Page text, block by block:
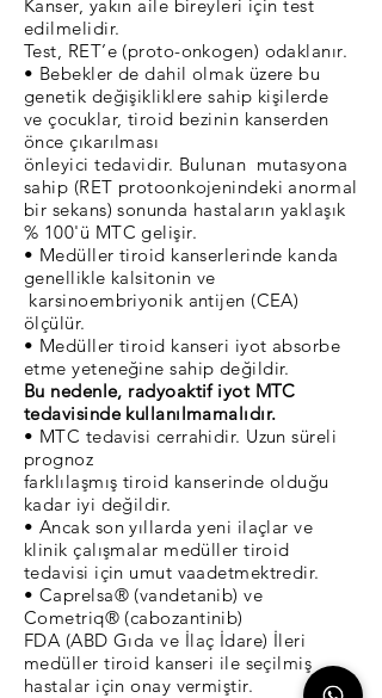
Kanser, yakın aile bireyleri için test
edilmelidir.
Test, RET’e (proto-onkogen) odaklanır.
• Bebekler de dahil olmak üzere bu
genetik değişikliklere sahip kişilerde
ve çocuklar, tiroid bezinin kanserden
önce çıkarılması
önleyici tedavidir. Bulunan mutasyona
sahip (RET protoonkojenindeki anormal
bir sekans) sonunda hastaların yaklaşık
% 100'ü MTC gelişir.
• Medüller tiroid kanserlerinde kanda
genellikle kalsitonin ve
karsinoembriyonik antijen (CEA)
ölçülür.
• Medüller tiroid kanseri iyot absorbe
etme yeteneğine sahip değildir.
Bu nedenle, radyoaktif iyot MTC
tedavisinde kullanılmamalıdır.
• MTC tedavisi cerrahidir. Uzun süreli
prognoz
farklılaşmış tiroid kanserinde olduğu
kadar iyi değildir.
• Ancak son yıllarda yeni ilaçlar ve
klinik çalışmalar medüller tiroid
tedavisi için umut vaadetmektredir.
• Caprelsa® (vandetanib) ve
Cometriq® (cabozantinib)
FDA (ABD Gıda ve İlaç İdare) İleri
medüller tiroid kanseri ile seçilmiş
hastalar için onay vermiştir.